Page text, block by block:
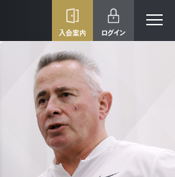
入会案内 ログイン